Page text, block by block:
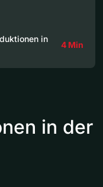
in
4 Min
in der